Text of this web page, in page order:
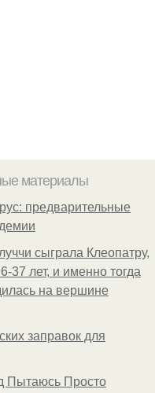
материалы
предварительные
сыграла Клеопатру,
37 лет, и именно тогда
на вершине
заправок для
Пытаюсь Просто